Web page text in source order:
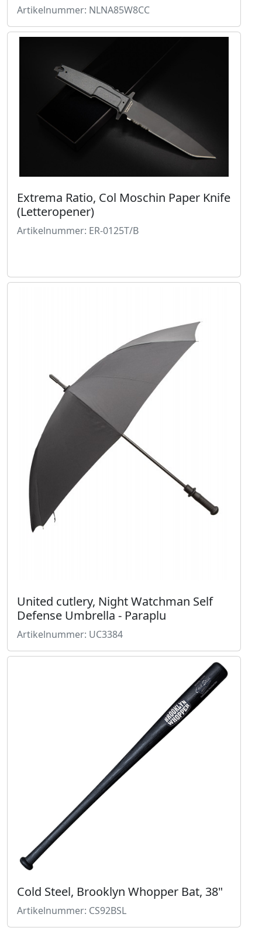
Artikelnummer: NLNA85W8CC
Extrema Ratio, Col Moschin Paper Knife
(Letteropener)
Artikelnummer: ER-0125T/B
United cutlery, Night Watchman Self
Defense Umbrella - Paraplu
Artikelnummer: UC3384
Cold Steel, Brooklyn Whopper Bat, 38"
Artikelnummer: CS92BSL